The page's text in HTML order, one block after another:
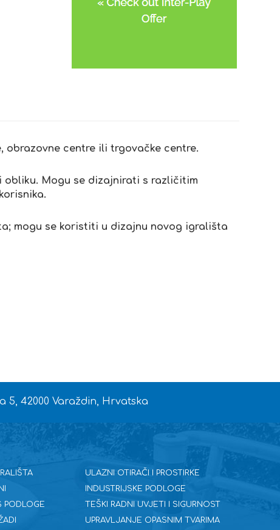
obrazovne centre ili trgovačke centre.
Mogu se dizajnirati s različitim
mogu se koristiti u dizajnu novog igrališta
5, 42000 Varaždin, Hrvatska
PODLOGE
ULAZNI OTIRAČI I PROSTIRKE
INDUSTRIJSKE PODLOGE
TEŠKI RADNI UVJETI I SIGURNOST
UPRAVLJANJE OPASNIM TVARIMA